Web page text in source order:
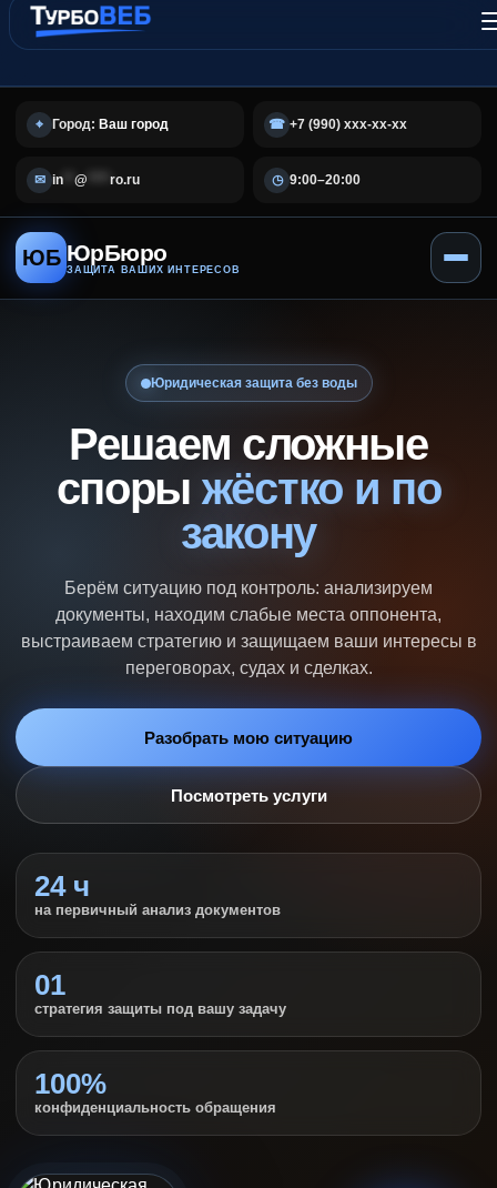
⌖ Город: Ваш город ☎ +7 (990) ххх-хх-хх
✉ in @ ro.ru ◷ 9:00–20:00
ЮБ ЮрБюро
ЗАЩИТА ВАШИХ ИНТЕРЕСОВ
Юридическая защита без воды
Решаем сложные
споры жёстко и по
закону
Берём ситуацию под контроль: анализируем
документы, находим слабые места оппонента,
выстраиваем стратегию и защищаем ваши интересы в
переговорах, судах и сделках.
Разобрать мою ситуацию
Посмотреть услуги
24 ч
на первичный анализ документов
01
стратегия защиты под вашу задачу
100%
конфиденциальность обращения